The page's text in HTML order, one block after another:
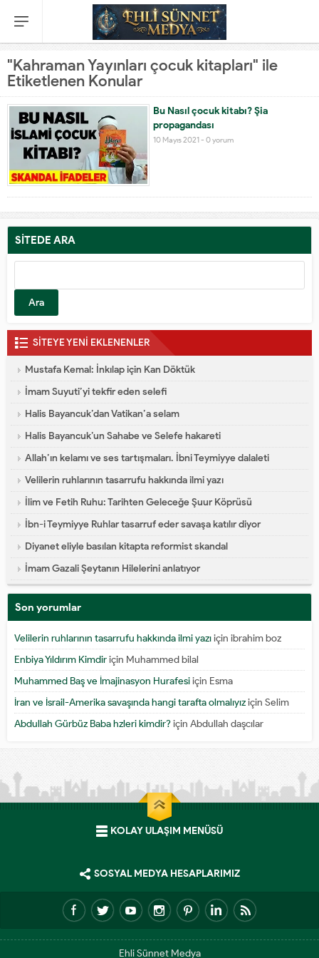
"Kahraman Yayınları çocuk kitapları" ile
Etiketlenen Konular
Bu Nasıl çocuk kitabı? Şia
propagandası
10 Mayıs 2021 - 0 yorum
SİTEDE ARA
SİTEYE YENİ EKLENENLER
Mustafa Kemal: İnkılap için Kan Döktük
İmam Suyuti’yi tekfir eden selefi
Halis Bayancuk’dan Vatikan’a selam
Halis Bayancuk’un Sahabe ve Selefe hakareti
Allah’ın kelamı ve ses tartışmaları. İbni Teymiyye dalaleti
Velilerin ruhlarının tasarrufu hakkında ilmi yazı
İlim ve Fetih Ruhu: Tarihten Geleceğe Şuur Köprüsü
İbn-i Teymiyye Ruhlar tasarruf eder savaşa katılır diyor
Diyanet eliyle basılan kitapta reformist skandal
İmam Gazali Şeytanın Hilelerini anlatıyor
Son yorumlar
Velilerin ruhlarının tasarrufu hakkında ilmi yazıiçin ibrahim boz
Enbiya Yıldırım Kimdiriçin Muhammed bilal
Muhammed Baş ve İmajinasyon Hurafesiiçin Esma
İran ve İsrail-Amerika savaşında hangi tarafta olmalıyıziçin Selim
Abdullah Gürbüz Baba hzleri kimdir?için Abdullah daşcılar
KOLAY ULAŞIM MENÜSÜ
SOSYAL MEDYA HESAPLARIMIZ
Ehli Sünnet Medya